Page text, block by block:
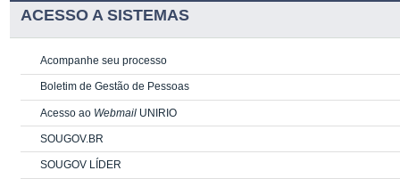
ACESSO A SISTEMAS
Acompanhe seu processo
Boletim de Gestão de Pessoas
Acesso ao Webmail UNIRIO
SOUGOV.BR
SOUGOV LÍDER